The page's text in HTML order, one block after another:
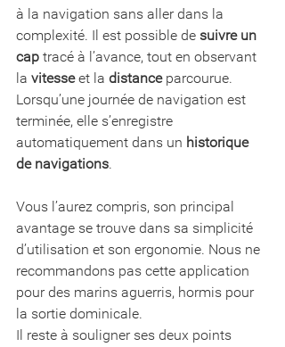
à la navigation sans aller dans la
complexité. Il est possible de suivre un
cap tracé à l’avance, tout en observant
la vitesse et la distance parcourue.
Lorsqu’une journée de navigation est
terminée, elle s’enregistre
automatiquement dans un historique
de navigations.
Vous l’aurez compris, son principal
avantage se trouve dans sa simplicité
d’utilisation et son ergonomie. Nous ne
recommandons pas cette application
pour des marins aguerris, hormis pour
la sortie dominicale.
Il reste à souligner ses deux points